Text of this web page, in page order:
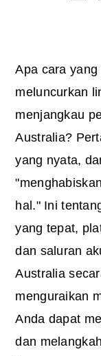
Apa cara
meluncurkan
menjangkau
Australia?
yang nyata,
hal." Ini
yang tepat,
dan saluran
Australia
menguraikan
Anda dapat
dan